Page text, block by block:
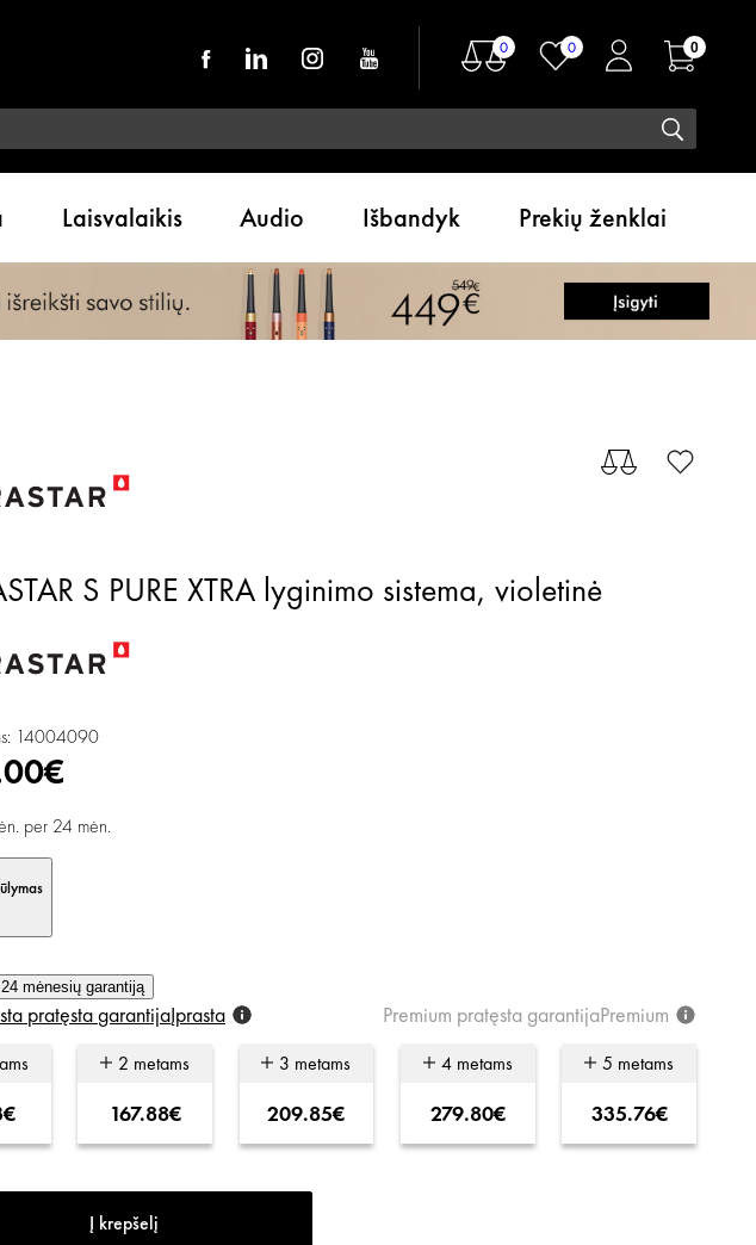
0 0 0
Laisvalaikis Audio Išbandyk Prekių ženklai
S PURE XTRA lyginimo sistema, violetinė
14004090
per 24 mėn.
mėnesių garantiją
pratęstagarantijaĮprasta Premium pratęsta garantijaPremium
2 metams
167.88€
3 metams
209.85€
4 metams
279.80€
5 metams
335.76€